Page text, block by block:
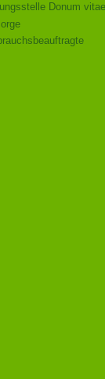
Donum vitae